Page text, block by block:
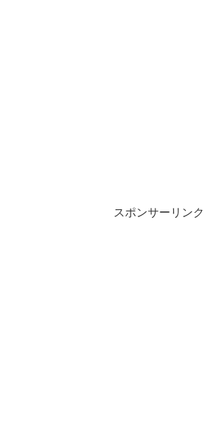
スポンサーリンク